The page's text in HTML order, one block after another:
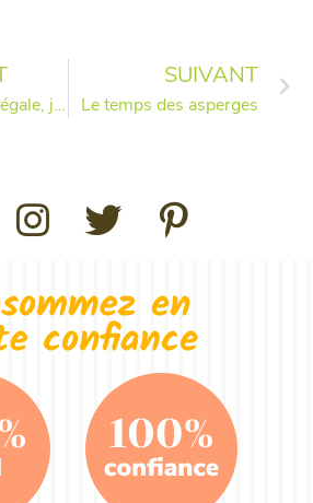
Pâques : je me régale, je mange local
SUIVANT
Le temps des asperges